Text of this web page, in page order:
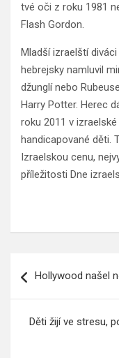
tvé oči z roku 1981
Flash Gordon.
Mladší izraelští
hebrejsky namluvil
džunglí nebo
Harry Potter. Herec
roku 2011 v
handicapované děti.
Izraelskou cenu,
příležitosti Dne
proHollywood našel
Děti žijí ve stresu,